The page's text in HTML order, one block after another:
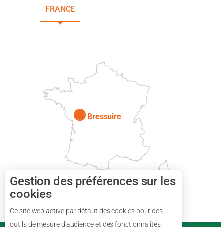
Réserver
FRANCE
Bressuire
Gestion des préférences sur les
cookies
Ce site web active par défaut des cookies pour des
outils de mesure d'audience et des fonctionnalités